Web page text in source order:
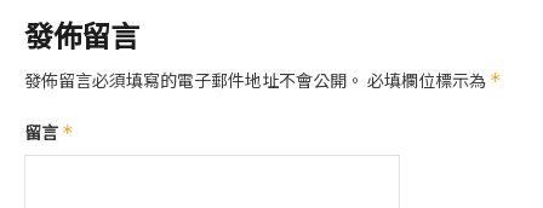
發佈留言
發佈留言必須填寫的電子郵件地址不會公開。 必填欄位標示為 *
留言*